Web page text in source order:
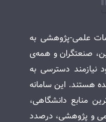
علمی-پژوهشی به
صنعتگران و همه‌ی
نیازمند دسترسی به
هستند. این سامانه
منابع دانشگاهی،
و پژوهشی، درصدد